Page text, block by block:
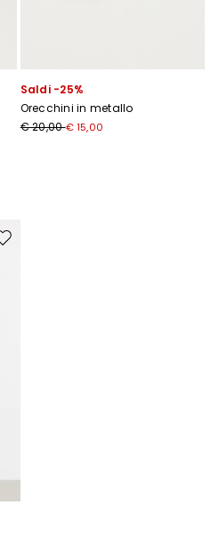
Saldi -25%
Orecchini in metallo
€ 20,00€ 15,00
Sposta nella wishlist